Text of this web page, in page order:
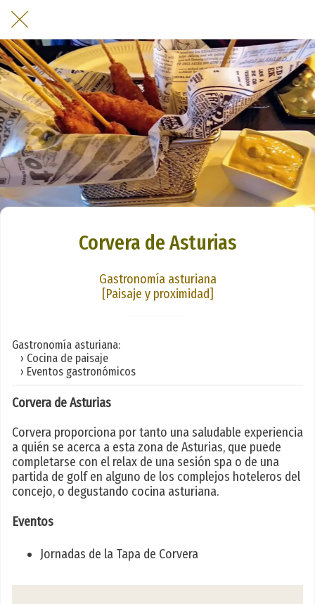
Corvera de Asturias
Gastronomía asturiana
[Paisaje y proximidad]
Gastronomía asturiana:
› Cocina de paisaje
› Eventos gastronómicos
Corvera de Asturias
Corvera proporciona por tanto una saludable experiencia
a quién se acerca a esta zona de Asturias, que puede
completarse con el relax de una sesión spa o de una
partida de golf en alguno de los complejos hoteleros del
concejo, o degustando cocina asturiana.
Eventos
Jornadas de la Tapa de Corvera